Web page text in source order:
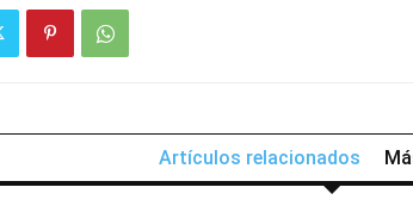
Artículos relacionados